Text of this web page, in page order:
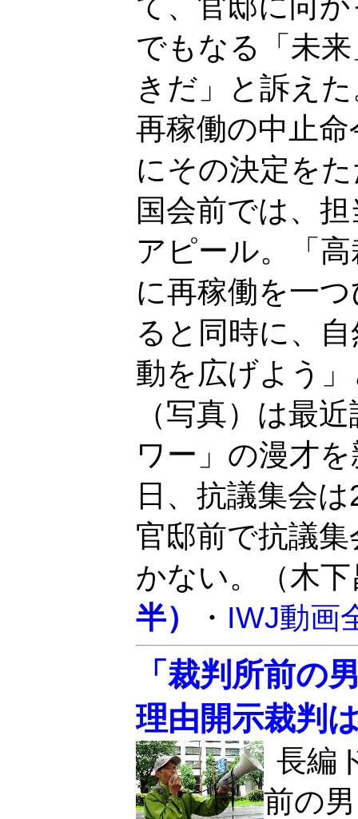
でもなる「未
きだ」と訴え
再稼働の中止
にその決定を
国会前では、
アピール。「
に再稼働を一
ると同時に、
動を広げよう
（写真）は最
ワー」の漫才
日、抗議集会
官邸前で抗議
かない。（木
半）
・ IWJ動画
「裁判所前の
理由開示裁判
長編
前の